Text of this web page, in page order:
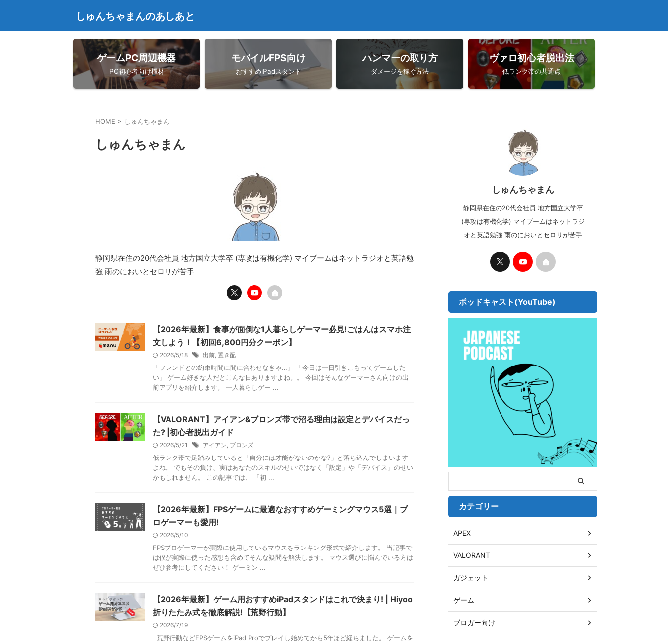
しゅんちゃまんのあしあと
ゲームPC周辺機器
PC初心者向け機材
モバイルFPS向け
おすすめiPadスタンド
ハンマーの取り方
ダメージを稼ぐ方法
ヴァロ初心者脱出法
低ランク帯の共通点
HOME > しゅんちゃまん
しゅんちゃまん
静岡県在住の20代会社員 地方国立大学卒 (専攻は有機化学) マイブームはネットラジオと英語勉
強 雨のにおいとセロリが苦手
【2026年最新】食事が面倒な1人暮らしゲーマー必見!ごはんはスマホ注
文しよう！【初回6,800円分クーポン】
2026/5/18 出前, 置き配
「フレンドとの約束時間に間に合わせなきゃ…」 「今日は一日引きこもってゲームした
い」 ゲーム好きな人だとこんな日ありますよね。。 今回はそんなゲーマーさん向けの出
前アプリを紹介します。 一人暮らしゲー ...
【VALORANT】アイアン&ブロンズ帯で沼る理由は設定とデバイスだっ
た? |初心者脱出ガイド
2026/5/21 アイアン, ブロンズ
低ランク帯で足踏みしていると「自分には才能がないのかな?」と落ち込んでしまいます
よね。 でもその負け、実はあなたのスキルのせいではなく「設定」や「デバイス」のせい
かもしれません。 この記事では、 「初 ...
【2026年最新】FPSゲームに最適なおすすめゲーミングマウス5選｜プ
ロゲーマーも愛用!
2026/5/10
FPSプロゲーマーが実際に使用しているマウスをランキング形式で紹介します。 当記事で
は僕が実際に使った感想も含めてそんな疑問を解決します。 マウス選びに悩んでいる方は
ぜひ参考にしてください！ ゲーミン ...
【2026年最新】ゲーム用おすすめiPadスタンドはこれで決まり! | Hiyoo
折りたたみ式を徹底解説!【荒野行動】
2026/7/19
荒野行動などFPSゲームをiPad Proでプレイし始めてから5年ほど経ちました。 ゲームを
しゅんちゃまん
静岡県在住の20代会社員 地方国立大学卒
(専攻は有機化学) マイブームはネットラジ
オと英語勉強 雨のにおいとセロリが苦手
ポッドキャスト(YouTube)
カテゴリー
APEX
VALORANT
ガジェット
ゲーム
ブロガー向け